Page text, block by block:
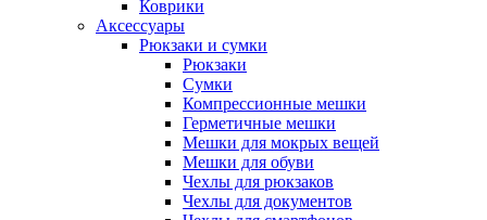
Коврики
Аксессуары
Рюкзаки и сумки
Рюкзаки
Сумки
Компрессионные мешки
Герметичные мешки
Мешки для мокрых вещей
Мешки для обуви
Чехлы для рюкзаков
Чехлы для документов